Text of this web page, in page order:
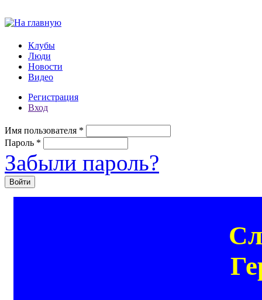
Клубы
Люди
Новости
Видео
Регистрация
Вход
Имя пользователя *
Пароль *
Забыли пароль?